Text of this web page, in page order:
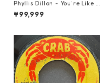
Phyllis Dillon - You're Like H
eaven To Me【7-21913】
¥99,999